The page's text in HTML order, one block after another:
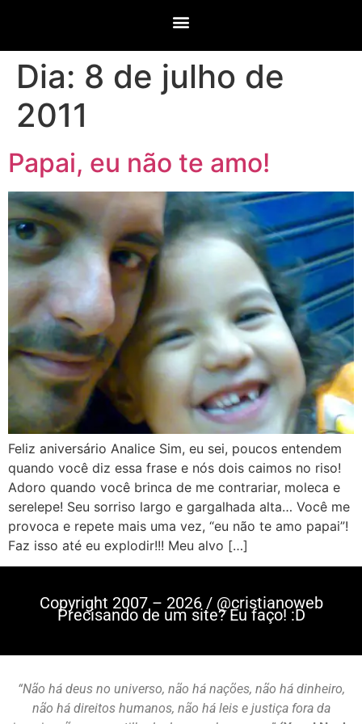
Dia: 8 de julho de
2011
Papai, eu não te amo!
Feliz aniversário Analice Sim, eu sei, poucos entendem
quando você diz essa frase e nós dois caimos no riso!
Adoro quando você brinca de me contrariar, moleca e
serelepe! Seu sorriso largo e gargalhada alta… Você me
provoca e repete mais uma vez, “eu não te amo papai”!
Faz isso até eu explodir!!! Meu alvo […]
Copyright 2007 – 2026 / @cristianoweb
Precisando de um site? Eu faço! :D
“Não há deus no universo, não há nações, não há dinheiro,
não há direitos humanos, não há leis e justiça fora da